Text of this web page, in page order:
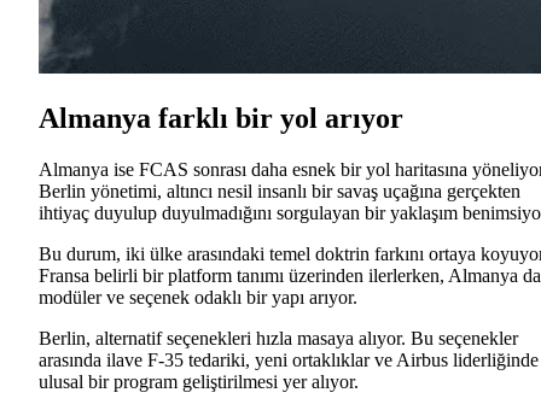
Almanya farklı bir yol arıyor
Almanya ise FCAS sonrası daha esnek bir yol haritasına
Berlin yönetimi, altıncı nesil insanlı bir savaş uçağına gerçekten
ihtiyaç duyulup duyulmadığını sorgulayan bir yaklaşım
Bu durum, iki ülke arasındaki temel doktrin farkını ortaya
Fransa belirli bir platform tanımı üzerinden ilerlerken, Almanya
modüler ve seçenek odaklı bir yapı arıyor.
Berlin, alternatif seçenekleri hızla masaya alıyor. Bu seçenekler
arasında ilave F-35 tedariki, yeni ortaklıklar ve Airbus liderliğinde
ulusal bir program geliştirilmesi yer alıyor.